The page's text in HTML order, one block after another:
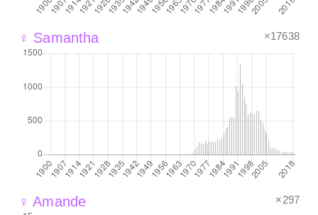
♀ Samantha ×17638
♀ Amande ×297